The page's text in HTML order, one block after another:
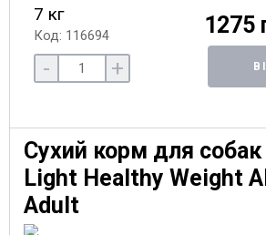
7 кг
Код: 116694 1275
- +
Сухий корм для
Light Healthy Weight
Adult